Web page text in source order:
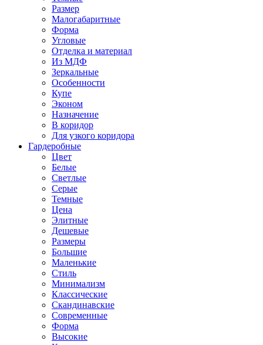
Размер
Малогабаритные
Форма
Угловые
Отделка и материал
Из МДФ
Зеркальные
Особенности
Купе
Эконом
Назначение
В коридор
Для узкого коридора
Гардеробные
Цвет
Белые
Светлые
Серые
Темные
Цена
Элитные
Дешевые
Размеры
Большие
Маленькие
Стиль
Минимализм
Классические
Скандинавские
Современные
Форма
Высокие